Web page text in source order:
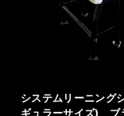
システムリーニング
ギュラーサイズ) ブ